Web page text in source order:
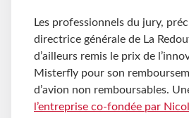
Les professionnels du jury,
directrice générale de La
d’ailleurs remis le prix de
Misterfly pour son
d’avion non remboursables.
l’entreprise co-fondée par